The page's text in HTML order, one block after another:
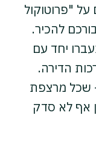
"פרוטוקול
להכיר.
יחד עם
הדירה.
– שכל מרצפת
אף לא סדק